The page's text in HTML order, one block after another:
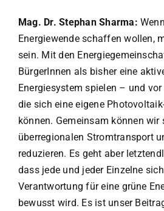
Mag. Dr. Stephan Sharma:
Energiewende schaffen wollen,
sein. Mit den
BürgerInnen als bisher eine
Energiesystem spielen – und
die sich eine eigene
können. Gemeinsam können wir
überregionalen Stromtransport
reduzieren. Es geht aber
dass jede und jeder Einzelne
Verantwortung für eine grüne
bewusst wird. Es ist unser